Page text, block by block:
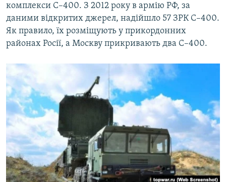
комплекси С–400. З 2012 року в армію РФ, за
даними відкритих джерел, надійшло 57 ЗРК С–400.
Як правило, їх розміщують у прикордонних
районах Росії, а Москву прикривають два С–400.